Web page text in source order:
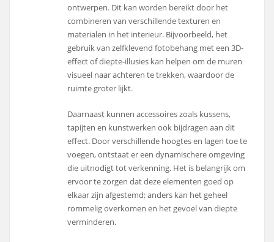
ontwerpen. Dit kan worden bereikt door het
combineren van verschillende texturen en
materialen in het interieur. Bijvoorbeeld, het
gebruik van zelfklevend fotobehang met een 3D-
effect of diepte-illusies kan helpen om de muren
visueel naar achteren te trekken, waardoor de
ruimte groter lijkt.
Daarnaast kunnen accessoires zoals kussens,
tapijten en kunstwerken ook bijdragen aan dit
effect. Door verschillende hoogtes en lagen toe te
voegen, ontstaat er een dynamischere omgeving
die uitnodigt tot verkenning. Het is belangrijk om
ervoor te zorgen dat deze elementen goed op
elkaar zijn afgestemd; anders kan het geheel
rommelig overkomen en het gevoel van diepte
verminderen.